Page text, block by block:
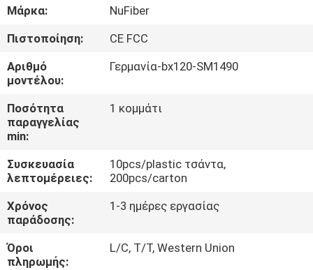
ΓΎΡΟΣ
ΕΡΓΟΣΤΑΣΊΩΝ
ΠΟΙΟΤΙΚΌΣ
ΈΛΕΓΧΟΣ
ΕΛΆΤΕ
ΣΕ
ΕΠΑΦΉ
ΜΕ
Μάρκα:
NuFiber
Πιστοποίηση:
CE FCC
Αριθμό
μοντέλου:
Γερμανία-bx120-SM1490
Ποσότητα
παραγγελίας
min:
1 κομμάτι
Συσκευασία
λεπτομέρειες:
10pcs/plastic τσάντα,
200pcs/carton
Χρόνος
παράδοσης:
1-3 ημέρες εργασίας
Όροι
πληρωμής:
L/C, T/T, Western Union